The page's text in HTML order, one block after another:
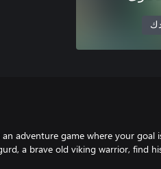
adventure game where your goal